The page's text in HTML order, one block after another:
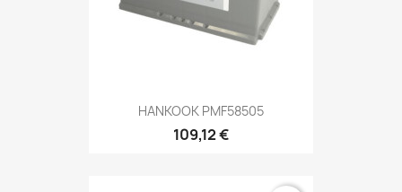
HANKOOK PMF58505
109,12 €